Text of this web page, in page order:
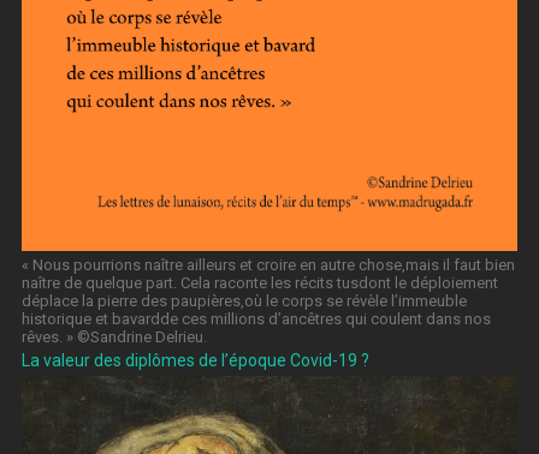
« Nous pourrions naître ailleurs et croire en autre chose,mais il faut bien
naître de quelque part. Cela raconte les récits tusdont le déploiement
déplace la pierre des paupières,où le corps se révèle l’immeuble
historique et bavardde ces millions d’ancêtres qui coulent dans nos
rêves. » ©️Sandrine Delrieu.
La valeur des diplômes de l’époque Covid-19 ?